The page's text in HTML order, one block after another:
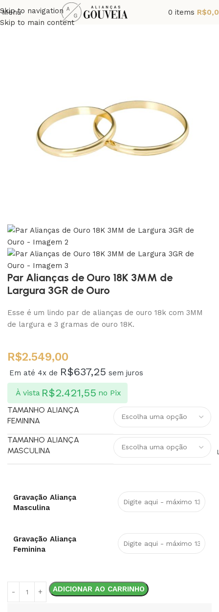
Skip to navigation
Skip to main content
Menu 0 items R$
Par Alianças de Ouro 18K 3MM de
Largura 3GR de Ouro
Esse é um lindo par de alianças de ouro 18k com 3MM
de largura e 3 gramas de ouro 18K.
R$2.549,00
Em até 4x de R$637,25 sem juros
À vista R$2.421,55 no Pix
TAMANHO ALIANÇA
FEMININA
TAMANHO ALIANÇA
MASCULINA
Gravação Aliança
Masculina
Gravação Aliança
Feminina
ADICIONAR AO CARRINHO